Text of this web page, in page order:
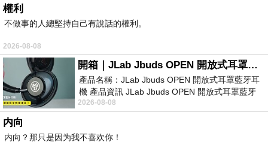
權利
不做事的人總堅持自己有說話的權利。
2026-08-08
開箱｜JLab Jbuds OPEN 開放式耳罩藍牙耳機 - 設計美學，輕巧、透氣、環境音全物理達成！
產品名稱：JLab Jbuds OPEN 開放式耳罩藍牙耳
機 產品資訊 JLab Jbuds OPEN 開放式耳罩藍牙
耳機評語：非常有特色，值得喜愛美型工
2026-08-08
内向
内向？那只是因为我不喜欢你！